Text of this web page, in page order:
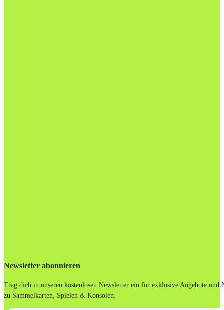
Newsletter abonnieren
Trag dich in unseren kostenlosen Newsletter ein für exklusive Angebote und
zu Sammelkarten, Spielen & Konsolen.